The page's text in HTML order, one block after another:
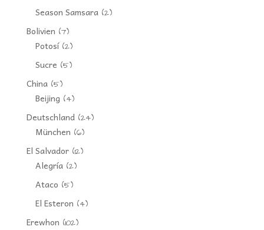
Season Samsara(2)
Bolivien (7)
Potosí(2)
Sucre (5)
China(5)
Beijing (4)
Deutschland(24)
München (6)
El Salvador(12)
Alegría(2)
Ataco (5)
El Esteron (4)
Erewhon (102)